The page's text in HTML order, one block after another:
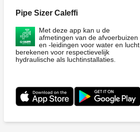
Pipe Sizer Caleffi
Met deze app kan u de
afmetingen van de afvoerbuizen
en -leidingen voor water en lucht
berekenen voor respectievelijk
hydraulische als luchtinstallaties.